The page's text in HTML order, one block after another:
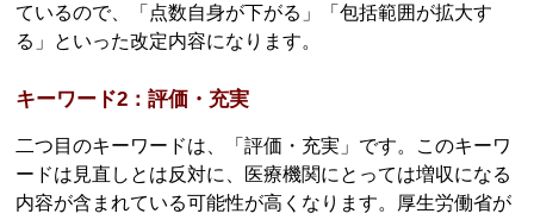
ているので、「点数自身が下がる」「包括範囲が拡大す
る」といった改定内容になります。
キーワード2：評価・充実
二つ目のキーワードは、「評価・充実」です。このキーワ
ードは見直しとは反対に、医療機関にとっては増収になる
内容が含まれている可能性が高くなります。厚生労働省が